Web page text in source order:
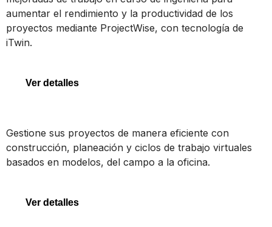
ProjectWise
aumentar el rendimiento y la productividad de los
proyectos mediante ProjectWise, con tecnología de
iTwin.
Ver detalles
Gestione sus proyectos de manera eficiente con
construcción, planeación y ciclos de trabajo virtuales
basados en modelos, del campo a la oficina.
Ver detalles